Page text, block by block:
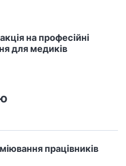
на професійні
для медиків
працівників